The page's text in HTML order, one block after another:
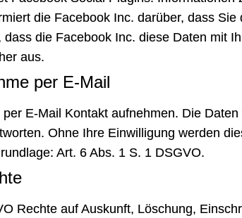
die Facebook Inc. darüber, dass
die Facebook Inc. diese Daten mit
aus.
per E-Mail
E-Mail Kontakt aufnehmen. Die
Ohne Ihre Einwilligung werden
Art. 6 Abs. 1 S. 1 DSGVO.
Rechte auf Auskunft, Löschung,